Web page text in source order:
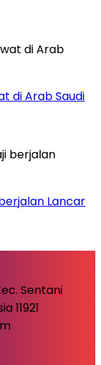
di Arab Saudi
Lancar
Sentani
11921